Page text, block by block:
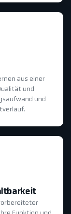
aus einer
und
und